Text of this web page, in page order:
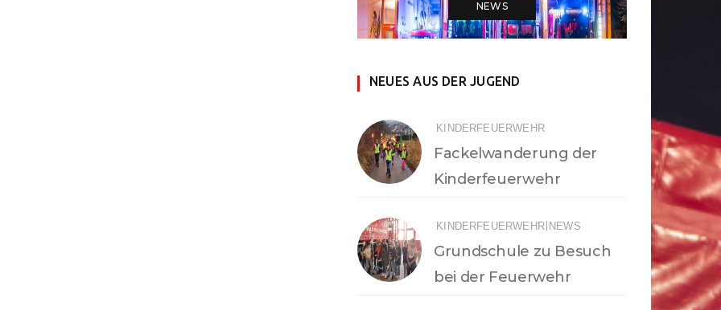
NEWS
NEUES AUS DER JUGEND
KINDERFEUERWEHR
Fackelwanderung der
Kinderfeuerwehr
KINDERFEUERWEHR| NEWS
Grundschule zu Besuch
bei der Feuerwehr